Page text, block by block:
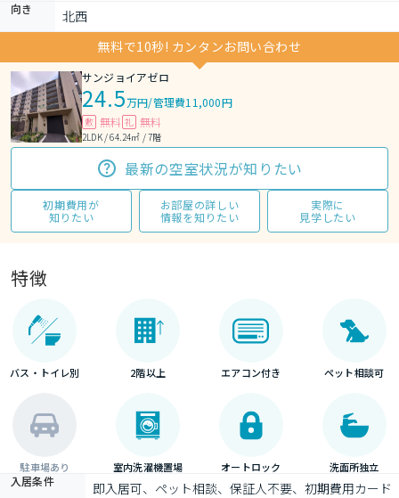
向き
北西
無料で10秒! カンタンお問い合わせ
サンジョイアゼロ
24.5万円/管理費11,000円
敷 無料 礼 無料
2LDK / 64.24㎡ / 7階
最新の空室状況が知りたい
初期費用が
知りたい
お部屋の詳しい
情報を知りたい
実際に
見学したい
特徴
バス・トイレ別 2階以上 エアコン付き ペット相談可
駐車場あり 室内洗濯機置場 オートロック 洗面所独立
入居条件
即入居可、ペット相談、保証人不要、初期費用カード